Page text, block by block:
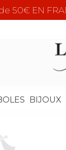
50€ EN
BIJOUX